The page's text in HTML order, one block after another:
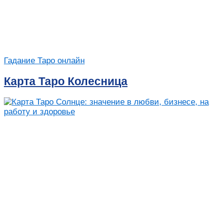
Гадание Таро онлайн
Карта Таро Колесница